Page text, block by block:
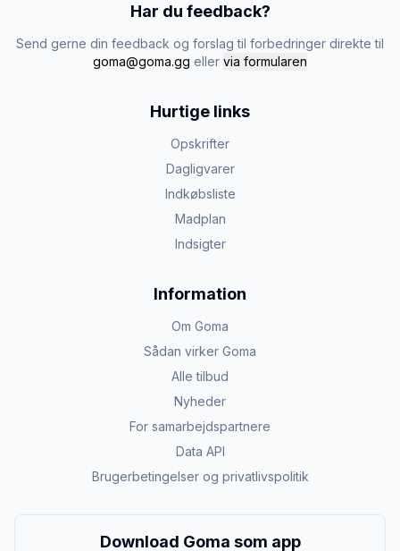
Har du feedback?
Send gerne din feedback og forslag til forbedringer direkte til
goma@goma.gg eller via formularen
Hurtige links
Opskrifter
Dagligvarer
Indkøbsliste
Madplan
Indsigter
Information
Om Goma
Sådan virker Goma
Alle tilbud
Nyheder
For samarbejdspartnere
Data API
Brugerbetingelser og privatlivspolitik
Download Goma som app